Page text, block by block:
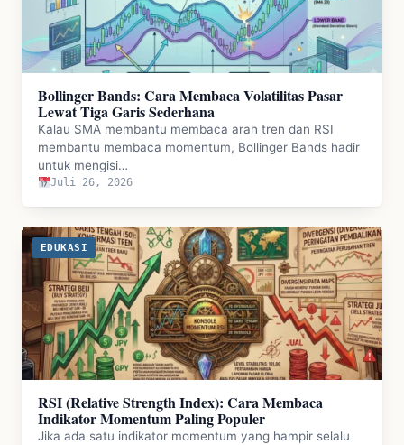
Bollinger Bands: Cara Membaca Volatilitas Pasar
Lewat Tiga Garis Sederhana
Kalau SMA membantu membaca arah tren dan RSI
membantu membaca momentum, Bollinger Bands hadir
untuk mengisi…
Juli 26, 2026
EDUKASI
RSI (Relative Strength Index): Cara Membaca
Indikator Momentum Paling Populer
Jika ada satu indikator momentum yang hampir selalu